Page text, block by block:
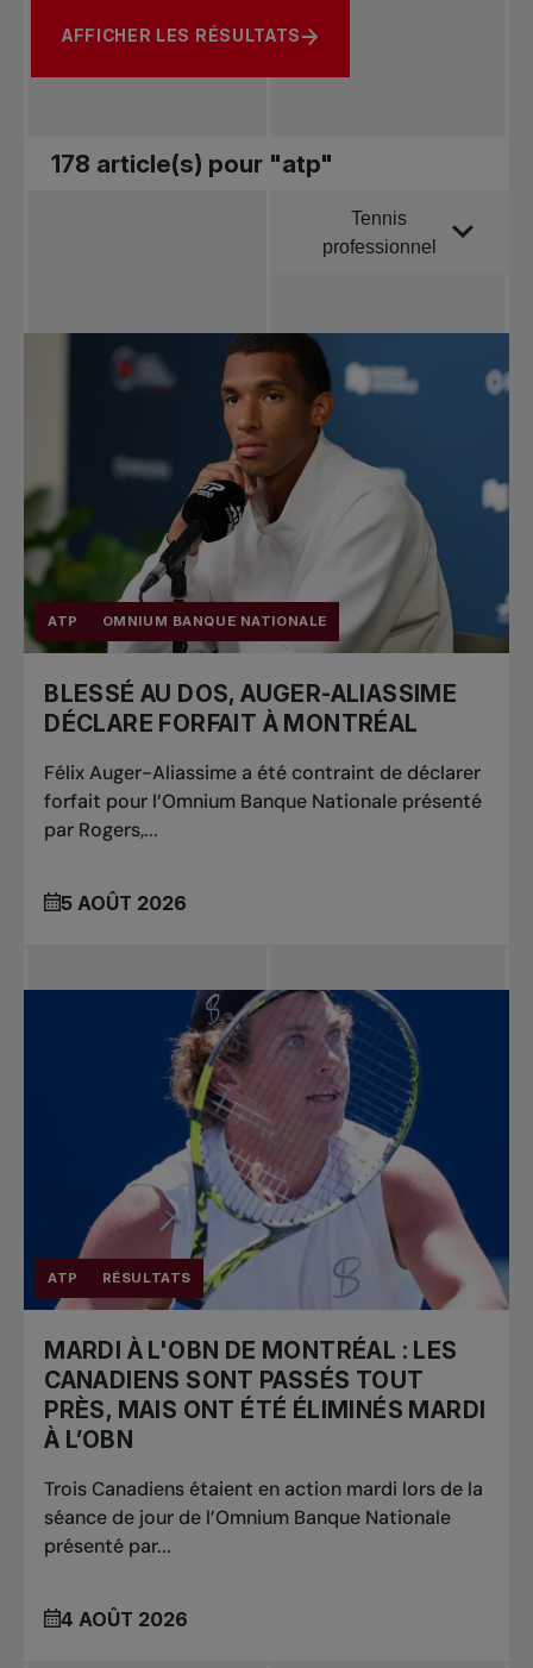
AFFICHER LES RÉSULTATS
178 article(s) pour "atp"
Tennis
professionnel
nouvelles
Tennis
professionnel
Redéfinir le jeu
Tournois
nationaux
ATP OMNIUM BANQUE NATIONALE
BLESSÉ AU DOS, AUGER-ALIASSIME
DÉCLARE FORFAIT À MONTRÉAL
Félix Auger-Aliassime a été contraint de déclarer
forfait pour l’Omnium Banque Nationale présenté
par Rogers,...
5 AOÛT 2026
ATP RÉSULTATS
MARDI À L'OBN DE MONTRÉAL : LES
CANADIENS SONT PASSÉS TOUT
PRÈS, MAIS ONT ÉTÉ ÉLIMINÉS MARDI
À L’OBN
Trois Canadiens étaient en action mardi lors de la
séance de jour de l’Omnium Banque Nationale
présenté par...
4 AOÛT 2026